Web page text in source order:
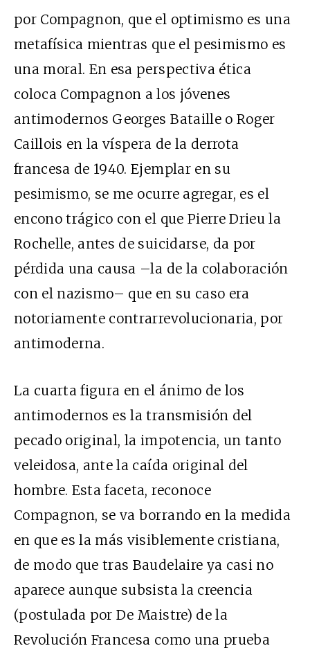
por Compagnon, que el optimismo es una
metafísica mientras que el pesimismo es
una moral. En esa perspectiva ética
coloca Compagnon a los jóvenes
antimodernos Georges Bataille o Roger
Caillois en la víspera de la derrota
francesa de 1940. Ejemplar en su
pesimismo, se me ocurre agregar, es el
encono trágico con el que Pierre Drieu la
Rochelle, antes de suicidarse, da por
pérdida una causa –la de la colaboración
con el nazismo– que en su caso era
notoriamente contrarrevolucionaria, por
antimoderna.
La cuarta figura en el ánimo de los
antimodernos es la transmisión del
pecado original, la impotencia, un tanto
veleidosa, ante la caída original del
hombre. Esta faceta, reconoce
Compagnon, se va borrando en la medida
en que es la más visiblemente cristiana,
de modo que tras Baudelaire ya casi no
aparece aunque subsista la creencia
(postulada por De Maistre) de la
Revolución Francesa como una prueba